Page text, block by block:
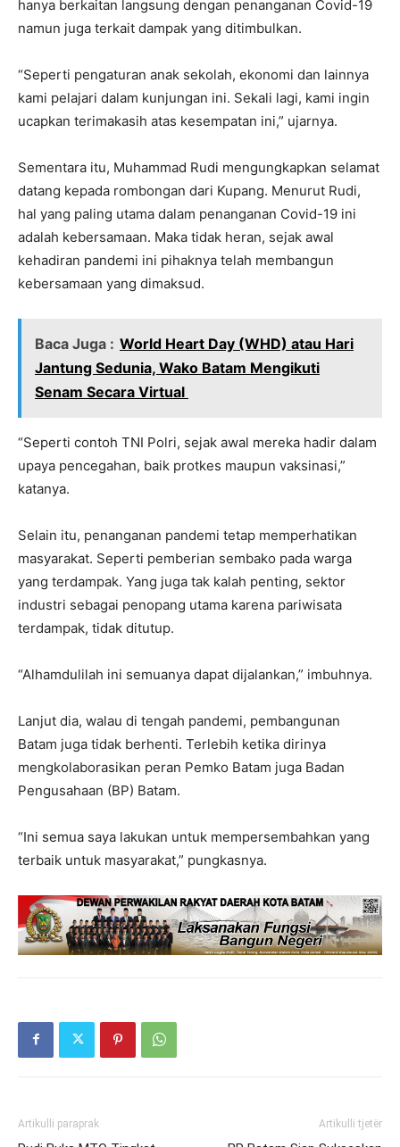
hanya berkaitan langsung dengan penanganan Covid-19
namun juga terkait dampak yang ditimbulkan.
“Seperti pengaturan anak sekolah, ekonomi dan lainnya
kami pelajari dalam kunjungan ini. Sekali lagi, kami ingin
ucapkan terimakasih atas kesempatan ini,” ujarnya.
Sementara itu, Muhammad Rudi mengungkapkan selamat
datang kepada rombongan dari Kupang. Menurut Rudi,
hal yang paling utama dalam penanganan Covid-19 ini
adalah kebersamaan. Maka tidak heran, sejak awal
kehadiran pandemi ini pihaknya telah membangun
kebersamaan yang dimaksud.
Baca Juga : World Heart Day (WHD) atau Hari
Jantung Sedunia, Wako Batam Mengikuti
Senam Secara Virtual
“Seperti contoh TNI Polri, sejak awal mereka hadir dalam
upaya pencegahan, baik protkes maupun vaksinasi,”
katanya.
Selain itu, penanganan pandemi tetap memperhatikan
masyarakat. Seperti pemberian sembako pada warga
yang terdampak. Yang juga tak kalah penting, sektor
industri sebagai penopang utama karena pariwisata
terdampak, tidak ditutup.
“Alhamdulilah ini semuanya dapat dijalankan,” imbuhnya.
Lanjut dia, walau di tengah pandemi, pembangunan
Batam juga tidak berhenti. Terlebih ketika dirinya
mengkolaborasikan peran Pemko Batam juga Badan
Pengusahaan (BP) Batam.
“Ini semua saya lakukan untuk mempersembahkan yang
terbaik untuk masyarakat,” pungkasnya.
Artikulli paraprak Artikulli tjetër